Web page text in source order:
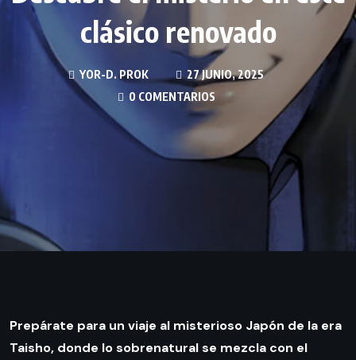
clásico renovado
YOR-D. PROK
27 JUNIO, 2025
0 COMENTARIOS
Prepárate para un viaje al misterioso Japón de la era
Taisho, donde lo sobrenatural se mezcla con el